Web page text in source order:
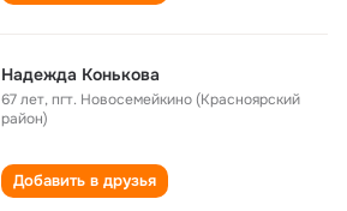
Надежда Конькова
67 лет,пгт. Новосемейкино (Красноярский
район)
Добавить в друзья